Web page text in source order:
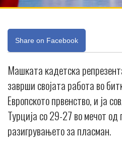
Share on Facebook
Машката кадетска
заврши својата работа во
Европското првенство, и ја
Турција со 29-27 во мечот од
разигрувањето за пласман.